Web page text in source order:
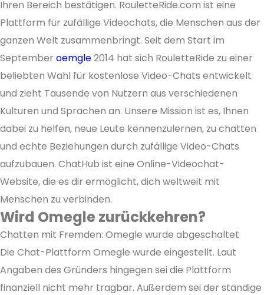
Ihren Bereich bestätigen. RouletteRide.com ist eine
Plattform für zufällige Videochats, die Menschen aus der
ganzen Welt zusammenbringt. Seit dem Start im
September oemgle2014 hat sich RouletteRide zu einer
beliebten Wahl für kostenlose Video-Chats entwickelt
und zieht Tausende von Nutzern aus verschiedenen
Kulturen und Sprachen an. Unsere Mission ist es, Ihnen
dabei zu helfen, neue Leute kennenzulernen, zu chatten
und echte Beziehungen durch zufällige Video-Chats
aufzubauen. ChatHub ist eine Online-Videochat-
Website, die es dir ermöglicht, dich weltweit mit
Menschen zu verbinden.
Wird Omegle zurückkehren?
Chatten mit Fremden: Omegle wurde abgeschaltet
Die Chat-Plattform Omegle wurde eingestellt. Laut
Angaben des Gründers hingegen sei die Plattform
finanziell nicht mehr tragbar. Außerdem sei der ständige